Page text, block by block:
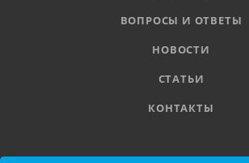
ВОПРОСЫ И ОТВЕТЫ
НОВОСТИ
СТАТЬИ
КОНТАКТЫ